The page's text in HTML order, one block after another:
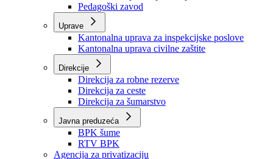
Zavod zdravstvenog osiguranja
Zavod za javno zdravstvo
Zavod za besplatnu pravnu pomoć
Pedagoški zavod
Kantonalna uprava za inspekcijske poslove
Kantonalna uprava civilne zaštite
Direkcije
Direkcija za robne rezerve
Direkcija za ceste
Direkcija za šumarstvo
Javna preduzeća